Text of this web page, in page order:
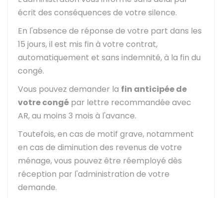
écrit des conséquences de votre silence.
En l'absence de réponse de votre part dans les
15 jours, il est mis fin à votre contrat,
automatiquement et sans indemnité, à la fin du
congé.
Vous pouvez demander la fin anticipée de
votre congé par lettre recommandée avec
AR, au moins 3 mois à l'avance.
Toutefois, en cas de motif grave, notamment
en cas de diminution des revenus de votre
ménage, vous pouvez être réemployé dès
réception par l'administration de votre
demande.